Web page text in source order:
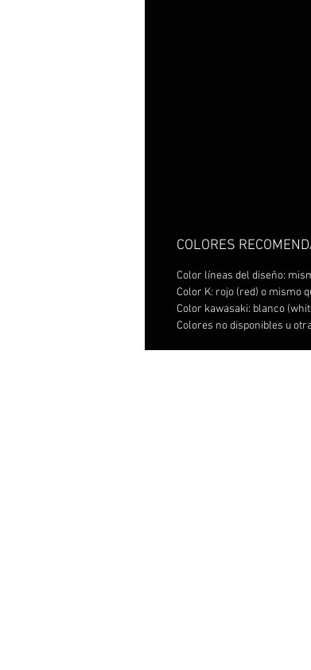
COLORES
Color líneas del diseño:
Color K: rojo (red) o mismo
Color kawasaki: blanco
Colores no disponibles u